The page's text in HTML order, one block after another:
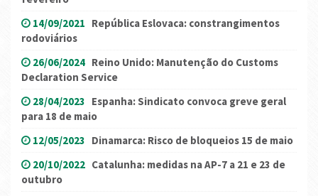
14/09/2021 República Eslovaca: constrangimentos
rodoviários
26/06/2024 Reino Unido: Manutenção do Customs
Declaration Service
28/04/2023 Espanha: Sindicato convoca greve geral
para 18 de maio
12/05/2023 Dinamarca: Risco de bloqueios 15 de maio
20/10/2022 Catalunha: medidas na AP-7 a 21 e 23 de
outubro